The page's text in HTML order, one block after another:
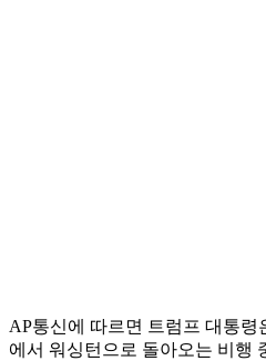
AP통신에 따르면 트럼프 대통령
에서 워싱턴으로 돌아오는 비행